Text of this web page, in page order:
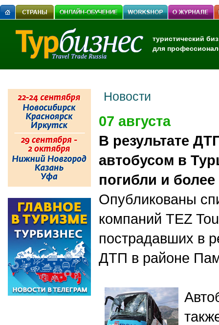
туристический
для
Новости
07 августа
В результате
автобусом в
погибли и
Опубликованы
компаний TEZ
пострадавших в
ДТП в районе